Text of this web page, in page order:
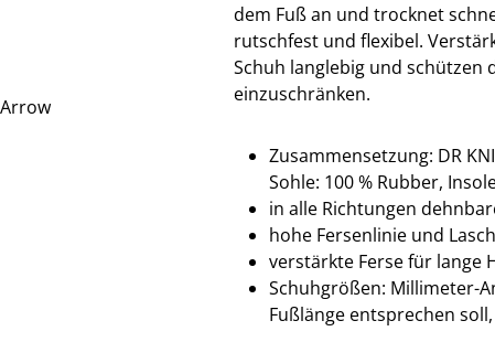
dem Fuß an und trocknet
rutschfest und flexibel.
Schuh langlebig und schützen
einzuschränken.
Zusammensetzung: DR
Sohle: 100 % Rubber,
in alle Richtungen
hohe Fersenlinie und
verstärkte Ferse für lange
Schuhgrößen: Millimeter-
Fußlänge entsprechen